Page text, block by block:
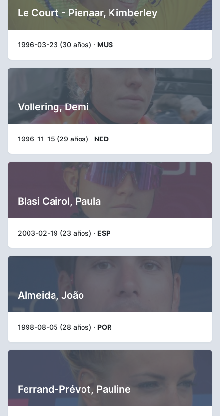
Le Court - Pienaar, Kimberley
1996-03-23 (30 años) · MUS
Vollering, Demi
1996-11-15 (29 años) · NED
Blasi Cairol, Paula
2003-02-19 (23 años) · ESP
Almeida, João
1998-08-05 (28 años) · POR
Ferrand-Prévot, Pauline